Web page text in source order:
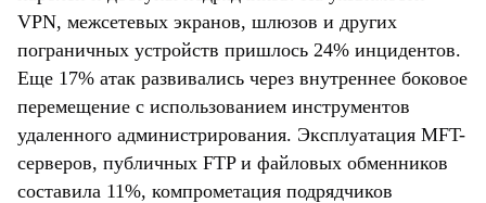
VPN, межсетевых экранов, шлюзов и других
пограничных устройств пришлось 24% инцидентов.
Еще 17% атак развивались через внутреннее боковое
перемещение с использованием инструментов
удаленного администрирования. Эксплуатация MFT-
серверов, публичных FTP и файловых обменников
составила 11%, компрометация подрядчиков